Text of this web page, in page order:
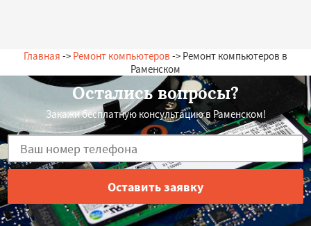
Главная -> Ремонт компьютеров -> Ремонт компьютеров в
Раменском
Остались вопросы?
Закажи бесплатную консультацию в Раменском!